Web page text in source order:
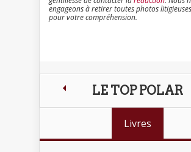
engageons à retirer toutes photos
pour votre compréhension.
LE TOP POLAR
Livres